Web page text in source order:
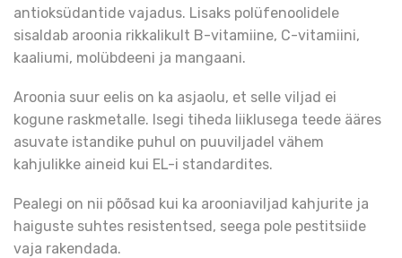
antioksüdantide vajadus. Lisaks polüfenoolidele
sisaldab aroonia rikkalikult B-vitamiine, C-vitamiini,
kaaliumi, molübdeeni ja mangaani.
Aroonia suur eelis on ka asjaolu, et selle viljad ei
kogune raskmetalle. Isegi tiheda liiklusega teede ääres
asuvate istandike puhul on puuviljadel vähem
kahjulikke aineid kui EL-i standardites.
Pealegi on nii põõsad kui ka arooniaviljad kahjurite ja
haiguste suhtes resistentsed, seega pole pestitsiide
vaja rakendada.